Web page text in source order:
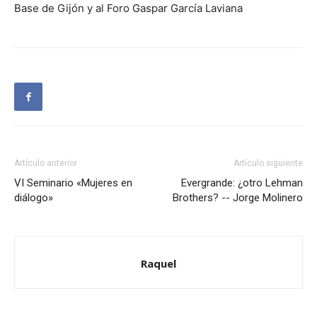
Base de Gijón y al Foro Gaspar García Laviana
Artículo anterior
VI Seminario «Mujeres en
diálogo»
Artículo siguiente
Evergrande: ¿otro Lehman
Brothers? -- Jorge Molinero
Raquel